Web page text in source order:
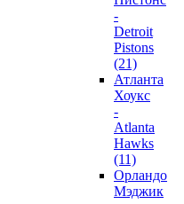
-
Detroit
Pistons
(21)
Атланта
Хоукс
-
Atlanta
Hawks
(11)
Орландо
Мэджик